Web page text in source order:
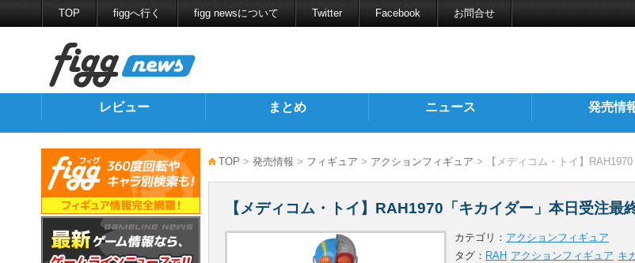
TOP figgへ行く figg newsについて Twitter Facebook お問合せ
レビュー まとめ ニュース 発売情
TOP > 発売情報 > フィギュア > アクションフィギュア > 【メディコム・トイ】
【メディコム・トイ】RAH1970「キカイダー」本日受注最
カテゴリ： アクションフィギュア
タグ： RAH アクションフィギュア キ